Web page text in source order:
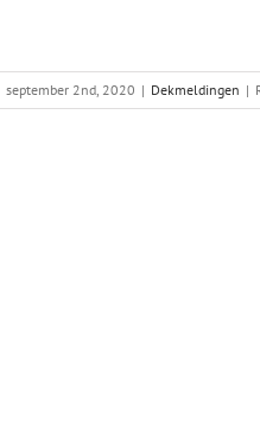
september 2nd, 2020 | Dekmeldingen |